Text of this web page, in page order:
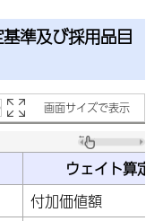
準及び採用品目
画面サイズで表示
ウェイト算定
付加価値額